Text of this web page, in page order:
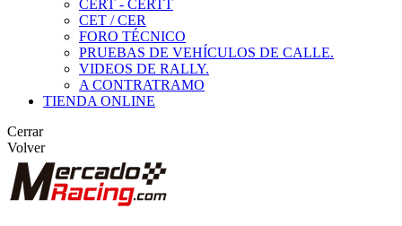
CERT - CERTT
CET / CER
FORO TÉCNICO
PRUEBAS DE VEHÍCULOS DE CALLE.
VIDEOS DE RALLY.
A CONTRATRAMO
TIENDA ONLINE
Cerrar
Volver